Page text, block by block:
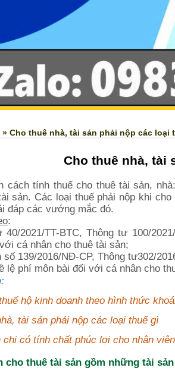
» Cho thuê nhà, tài sản phải nộp các loại
Cho thuê nhà, tài
cách tính thuế cho thuê tài sản,
sản. Các loại thuế phải nộp khi
đáp các vướng mắc đó.
:
2021/TT-BTC, Thông tư 100/
cá nhân cho thuê tài sản;
số 139/2016/NĐ-CP, Thông tư302/
lệ phí môn bài đối với cá nhân cho
hộ kinh doanh theo hình thức
tài sản phải nộp các loại thuế gì
chi có tính chất phúc lợi cho nhân viên
cho thuê tài sản gồm những tài